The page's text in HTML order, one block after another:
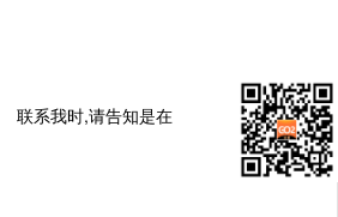
联系我时,请告知是在